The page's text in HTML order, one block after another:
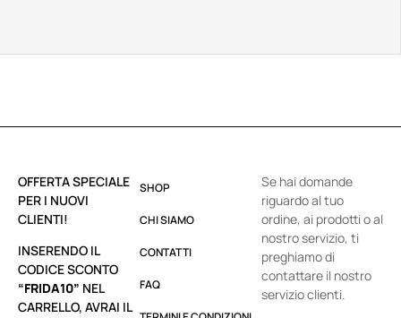
OFFERTA SPECIALE
PER I NUOVI
CLIENTI!
INSERENDO IL
CODICE SCONTO
“FRIDA10” NEL
CARRELLO, AVRAI IL
SHOP
CHI SIAMO
CONTATTI
FAQ
Se hai domande
riguardo al tuo
ordine, ai prodotti o al
nostro servizio, ti
preghiamo di
contattare il nostro
servizio clienti.